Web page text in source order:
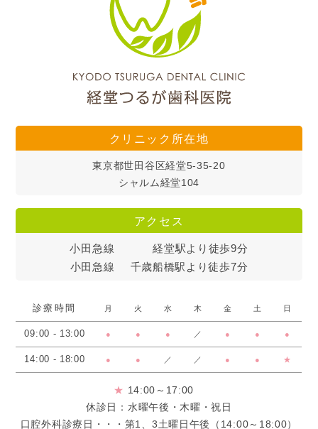
クリニック所在地
東京都世田谷区経堂5-35-20
シャルム経堂104
アクセス
小田急線
経堂駅より徒歩9分
小田急線
千歳船橋駅より徒歩7分
診療時間 月 火 水 木 金 土 日
09:00 - 13:00 ● ● ● ／ ● ● ●
14:00 - 18:00 ● ● ／ ／ ● ● ★
★ 14:00～17:00
休診日：水曜午後・木曜・祝日
口腔外科診療日・・・第1、3土曜日午後（14:00～18:00）